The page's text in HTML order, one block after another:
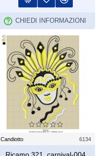
CHIEDI INFORMAZIONI
Candiotto 6134